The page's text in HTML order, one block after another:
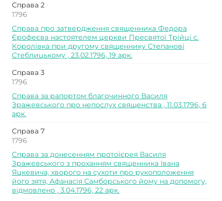
Справа 2
1796
Справа про затвердження священника Федора
Єрофеєва настоятелем церкви Пресвятої Трійці с.
Королівка при другому священнику Степанові
Стеблицькому , 23.02.1796, 19 арк.
Справа 3
1796
Справа за рапортом благочинного Василя
Зражевського про непослух священства , 11.03.1796, 6
арк.
Справа 7
1796
Справа за донесенням протоієрея Василя
Зражевського з проханням священника Івана
Яцкевича, хворого на сухоти про рукоположення
його зятя, Афанасія Самборського йому на допомогу,
відмовлено , 3.04.1796, 22 арк.